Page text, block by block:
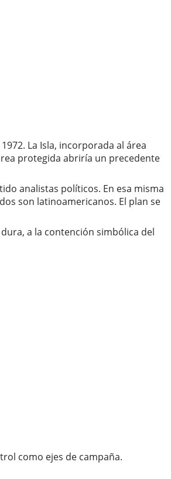
La Isla, incorporada al área
protegida abriría un precedente
analistas políticos. En esa misma
son latinoamericanos. El plan se
a la contención simbólica del
como ejes de campaña.